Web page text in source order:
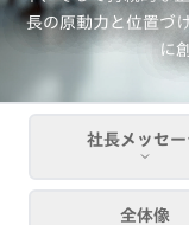
長の原動力と位置づ
に
社長メッセー
全体像